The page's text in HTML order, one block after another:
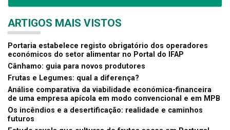
ARTIGOS MAIS VISTOS
Portaria estabelece registo obrigatório dos operadores
económicos do setor alimentar no Portal do IFAP
Cânhamo: guia para novos produtores
Frutas e Legumes: qual a diferença?
Análise comparativa da viabilidade económica-financeira
de uma empresa apícola em modo convencional e em MPB
Os incêndios e a desertificação: realidade e caminhos
futuros